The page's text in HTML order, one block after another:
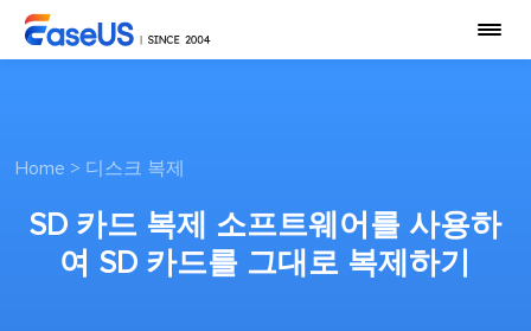
Home > 디스크 복제
SD 카드 복제 소프트웨어를 사용하
여 SD 카드를 그대로 복제하기